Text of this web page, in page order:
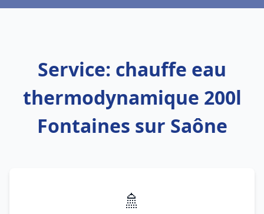
Service: chauffe eau
thermodynamique 200l
Fontaines sur Saône
🚿